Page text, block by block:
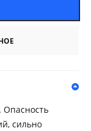
Опасность
сильно